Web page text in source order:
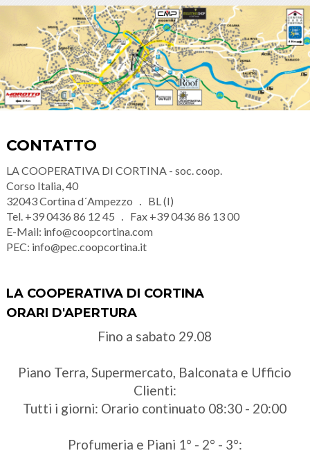
CONTATTO
LA COOPERATIVA DI CORTINA - soc. coop.
Corso Italia, 40
32043Cortina d´Ampezzo
BL (I)
Tel. +39 0436 86 12 45 Fax +39 0436 86 13 00
E-Mail: info@coopcortina.com
PEC: info@pec.coopcortina.it
LA COOPERATIVA DI CORTINA
ORARI D'APERTURA
Fino a sabato 29.08
Piano Terra, Supermercato, Balconata e Ufficio
Clienti:
Tutti i giorni: Orario continuato 08:30 - 20:00
Profumeria e Piani 1° - 2° - 3°: